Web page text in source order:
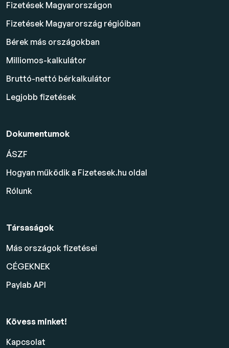
Fizetések Magyarországon
Fizetések Magyarország régióiban
Bérek más országokban
Milliomos-kalkulátor
Bruttó-nettó bérkalkulátor
Legjobb fizetések
Dokumentumok
ÁSZF
Hogyan működik a Fizetesek.hu oldal
Rólunk
Társaságok
Más országok fizetései
CÉGEKNEK
Paylab API
Kövess minket!
Kapcsolat